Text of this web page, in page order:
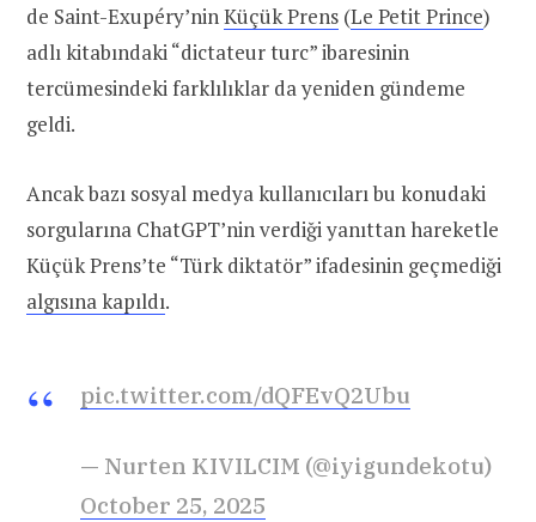
de Saint-Exupéry’ninKüçük Prens (Le Petit Prince)
adlı kitabındaki “dictateur turc” ibaresinin
tercümesindeki farklılıklar da yeniden gündeme
geldi.
Ancak bazı sosyal medya kullanıcıları bu konudaki
sorgularına ChatGPT’nin verdiği yanıttan hareketle
Küçük Prens’te “Türk diktatör” ifadesinin geçmediği
algısına kapıldı.
pic.twitter.com/dQFEvQ2Ubu
— Nurten KIVILCIM (@iyigundekotu)
October 25, 2025